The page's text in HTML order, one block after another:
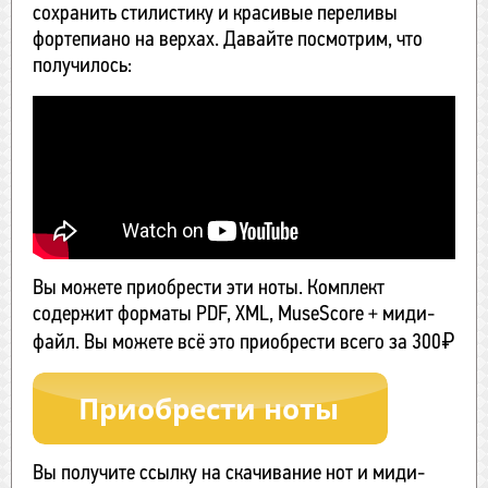
сохранить стилистику и красивые переливы
фортепиано на верхах. Давайте посмотрим, что
получилось:
Вы можете приобрести эти ноты. Комплект
содержит форматы PDF, XML, MuseScore + миди-
файл. Вы можете всё это приобрести всего за 300₽
Вы получите ссылку на скачивание нот и миди-